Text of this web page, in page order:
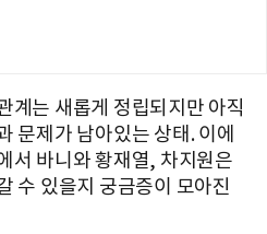
계는 새롭게 정립되지만 아직
문제가 남아있는 상태. 이에
서 바니와 황재열, 차지원은
수 있을지 궁금증이 모아진